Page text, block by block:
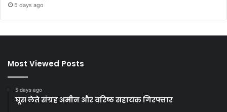
5 days ago
Most Viewed Posts
5 days ago
घूस लेते संग्रह अमीन और वरिष्ठ सहायक गिरफ्तार